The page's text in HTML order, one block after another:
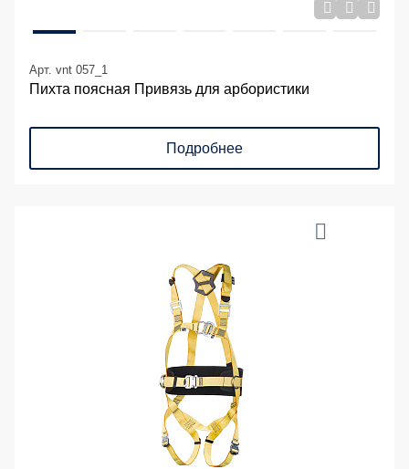
Арт. vnt 057_1
Пихта поясная Привязь для арбористики
Подробнее